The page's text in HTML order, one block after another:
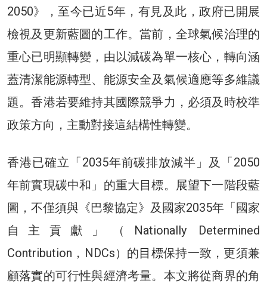
2050》，至今已近5年，有見及此，政府已開展
檢視及更新藍圖的工作。當前，全球氣候治理的
重心已明顯轉變，由以減碳為單一核心，轉向涵
蓋清潔能源轉型、能源安全及氣候適應等多維議
題。香港若要維持其國際競爭力，必須及時校準
政策方向，主動對接這結構性轉變。
香港已確立「2035年前碳排放減半」及「2050
年前實現碳中和」的重大目標。 展望下一階段藍
圖，不僅須與《巴黎協定》及國家2035年「國家
自主貢獻」（Nationally Determined
Contribution，NDCs）的目標保持一致，更須兼
顧落實的可行性與經濟考量。本文將從商界的角